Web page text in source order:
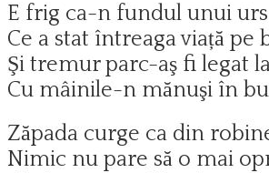
E frig ca-n fundul unui
Ce a stat întreaga viață pe
Şi tremur parc-aş fi legat
Cu mâinile-n mănuşi în
Zăpada curge ca din
Nimic nu pare să o mai